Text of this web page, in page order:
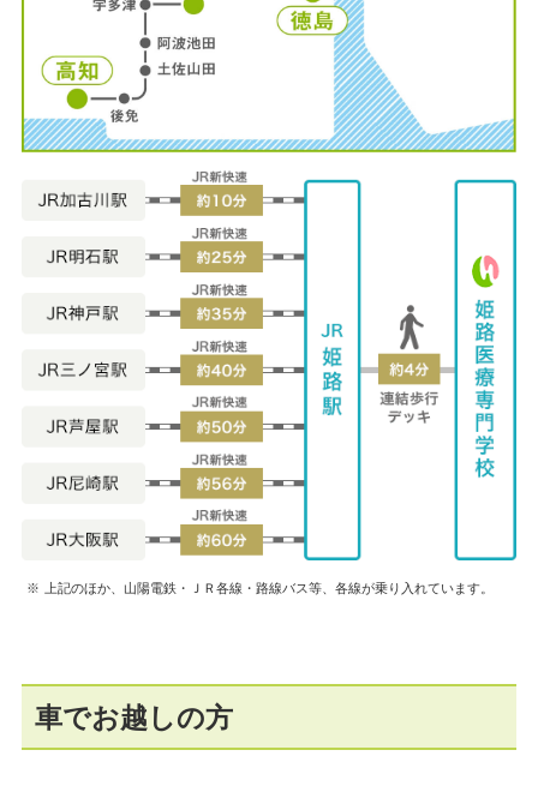
上記のほか、山陽電鉄・ＪＲ各線・路線バス等、各線が乗り入れています。
車でお越しの方